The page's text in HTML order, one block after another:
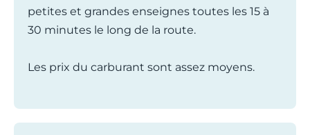
petites et grandes enseignes toutes les 15 à
30 minutes le long de la route.
Les prix du carburant sont assez moyens.